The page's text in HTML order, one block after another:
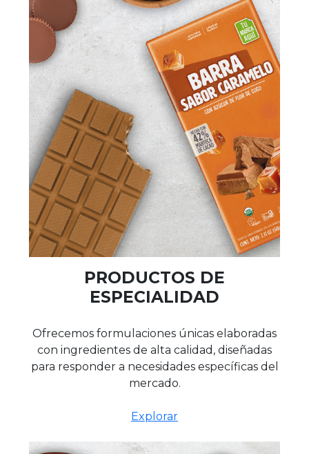
PRODUCTOS DE
ESPECIALIDAD
Ofrecemos formulaciones únicas elaboradas
con ingredientes de alta calidad, diseñadas
para responder a necesidades específicas del
mercado.
Explorar